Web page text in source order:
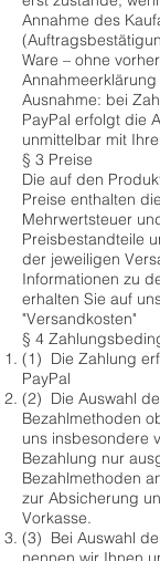
Annahme des
Ware – ohne
Ausnahme: bei
PayPal erfolgt die
unmittelbar mit
§ 3 Preise
Die auf den
Preise enthalten
Mehrwertsteuer
Preisbestandteile
der jeweiligen
Informationen zu
erhalten Sie auf
"Versandkosten"
§ 4
(1) Die Zahlung
PayPal
(2) Die Auswahl
Bezahlmethoden
uns insbesondere
Bezahlung nur
Bezahlmethoden
zur Absicherung
Vorkasse.
(3) Bei Auswahl